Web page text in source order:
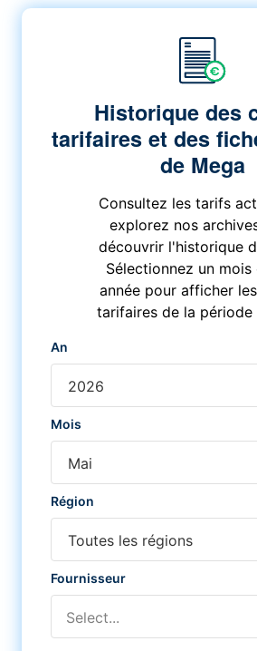
Historique des
tarifaires et des
de Mega
Consultez les tarifs
explorez nos
découvrir l'historique
Sélectionnez un mois
année pour afficher
tarifaires de la période
An
2026
Mois
Mai
Région
Toutes les régions
Fournisseur
Select...